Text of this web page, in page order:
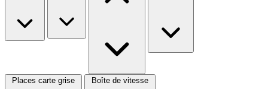
Places carte grise Boîte de vitesse